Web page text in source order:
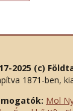
2025 (c)
1871-ben,
Mol